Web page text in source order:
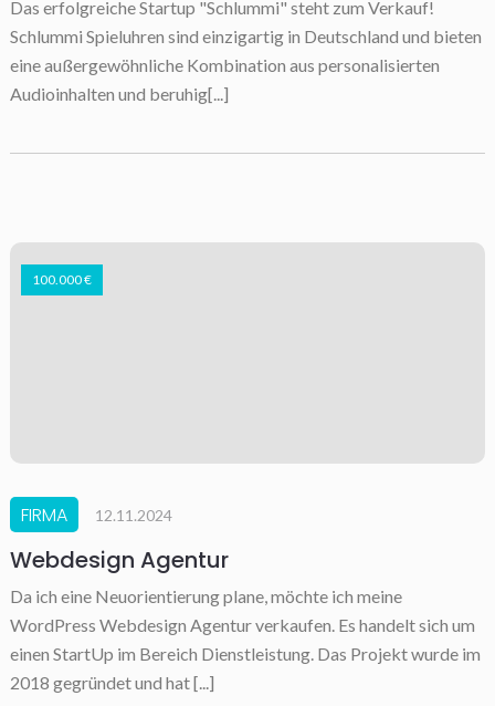
Das erfolgreiche Startup "Schlummi" steht zum Verkauf!
Schlummi Spieluhren sind einzigartig in Deutschland und bieten
eine außergewöhnliche Kombination aus personalisierten
Audioinhalten und beruhig[...]
100.000 €
FIRMA 12.11.2024
Webdesign Agentur
Da ich eine Neuorientierung plane, möchte ich meine
WordPress Webdesign Agentur verkaufen. Es handelt sich um
einen StartUp im Bereich Dienstleistung. Das Projekt wurde im
2018 gegründet und hat [...]